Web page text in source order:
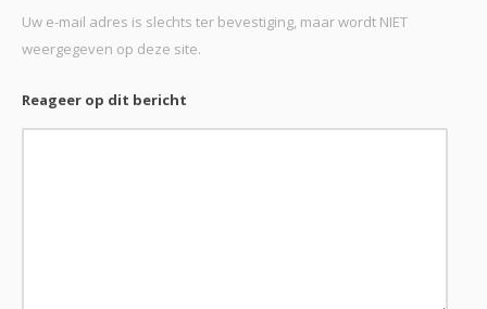
Uw e-mail adres is slechts ter bevestiging, maar wordt NIET
weergegeven op deze site.
Reageer op dit bericht